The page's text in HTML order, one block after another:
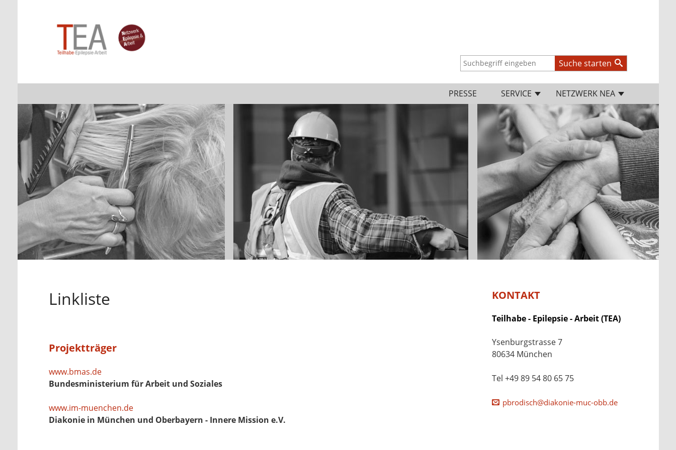
Suche starten
PRESSE SERVICE NETZWERK NEA
Linkliste
Projektträger
www.bmas.de
Bundesministerium für Arbeit und Soziales
www.im-muenchen.de
Diakonie in München und Oberbayern - Innere Mission e.V.
KONTAKT
Teilhabe - Epilepsie - Arbeit (TEA)
Ysenburgstrasse 7
80634 München
Tel +49 89 54 80 65 75
pbrodisch@diakonie-muc-obb.de